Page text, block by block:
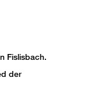
Fislisbach.
der